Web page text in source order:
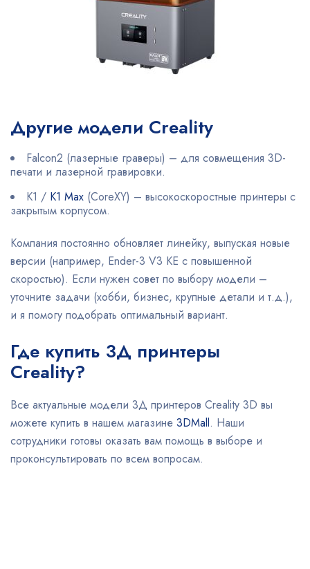
Другие модели Creality
Falcon2 (лазерные граверы) – для совмещения 3D-
печати и лазерной гравировки.
K1 / K1 Max (CoreXY) – высокоскоростные принтеры с
закрытым корпусом.
Компания постоянно обновляет линейку, выпуская новые
версии (например, Ender-3 V3 KE с повышенной
скоростью). Если нужен совет по выбору модели –
уточните задачи (хобби, бизнес, крупные детали и т.д.),
и я помогу подобрать оптимальный вариант.
Где купить 3Д принтеры
Creality?
Все актуальные модели 3Д принтеров Creality 3D вы
можете купить в нашем магазине 3DMall. Наши
сотрудники готовы оказать вам помощь в выборе и
проконсультировать по всем вопросам.